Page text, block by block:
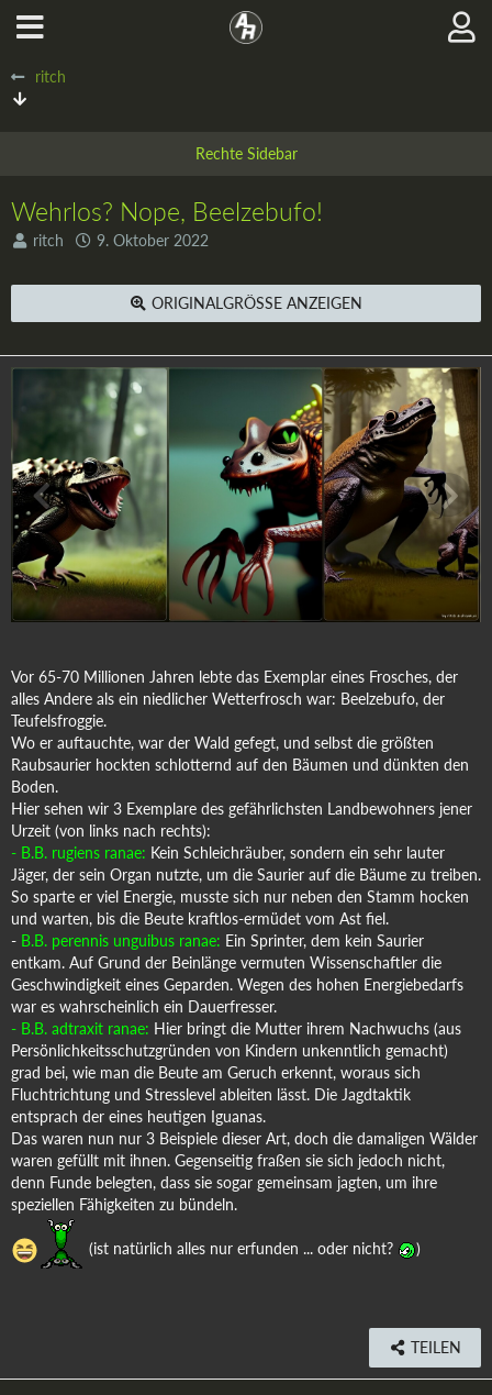
ritch
Wehrlos? Nope, Beelzebufo!
ritch 9. Oktober 2022
ORIGINALGRÖSSE ANZEIGEN
Vor 65-70 Millionen Jahren lebte das Exemplar eines Frosches, der
alles Andere als ein niedlicher Wetterfrosch war: Beelzebufo, der
Teufelsfroggie.
Wo er auftauchte, war der Wald gefegt, und selbst die größten
Raubsaurier hockten schlotternd auf den Bäumen und dünkten den
Boden.
Hier sehen wir 3 Exemplare des gefährlichsten Landbewohners jener
Urzeit (von links nach rechts):
- B.B. rugiens ranae: Kein Schleichräuber, sondern ein sehr lauter
Jäger, der sein Organ nutzte, um die Saurier auf die Bäume zu treiben.
So sparte er viel Energie, musste sich nur neben den Stamm hocken
und warten, bis die Beute kraftlos-ermüdet vom Ast fiel.
- B.B. perennis unguibus ranae: Ein Sprinter, dem kein Saurier
entkam. Auf Grund der Beinlänge vermuten Wissenschaftler die
Geschwindigkeit eines Geparden. Wegen des hohen Energiebedarfs
war es wahrscheinlich ein Dauerfresser.
- B.B. adtraxit ranae: Hier bringt die Mutter ihrem Nachwuchs (aus
Persönlichkeitsschutzgründen von Kindern unkenntlich gemacht)
grad bei, wie man die Beute am Geruch erkennt, woraus sich
Fluchtrichtung und Stresslevel ableiten lässt. Die Jagdtaktik
entsprach der eines heutigen Iguanas.
Das waren nun nur 3 Beispiele dieser Art, doch die damaligen Wälder
waren gefüllt mit ihnen. Gegenseitig fraßen sie sich jedoch nicht,
denn Funde belegten, dass sie sogar gemeinsam jagten, um ihre
speziellen Fähigkeiten zu bündeln.
(ist natürlich alles nur erfunden ... oder nicht? )
TEILEN